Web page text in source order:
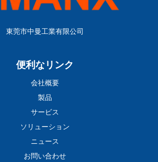
東莞市中曼工業有限公司
便利なリンク
会社概要
製品
サービス
ソリューション
ニュース
お問い合わせ